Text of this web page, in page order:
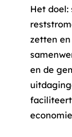
Het
zetten
en de